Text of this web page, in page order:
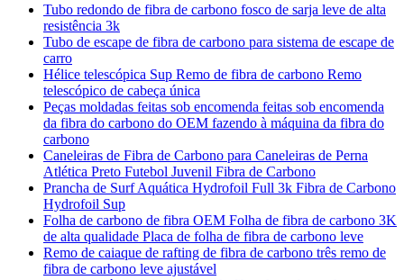
Tubo redondo de fibra de carbono fosco de sarja leve de alta
resistência 3k
Tubo de escape de fibra de carbono para sistema de escape de
carro
Hélice telescópica Sup Remo de fibra de carbono Remo
telescópico de cabeça única
Peças moldadas feitas sob encomenda feitas sob encomenda
da fibra do carbono do OEM fazendo à máquina da fibra do
carbono
Caneleiras de Fibra de Carbono para Caneleiras de Perna
Atlética Preto Futebol Juvenil Fibra de Carbono
Prancha de Surf Aquática Hydrofoil Full 3k Fibra de Carbono
Hydrofoil Sup
Folha de carbono de fibra OEM Folha de fibra de carbono 3K
de alta qualidade Placa de folha de fibra de carbono leve
Remo de caiaque de rafting de fibra de carbono três remo de
fibra de carbono leve ajustável